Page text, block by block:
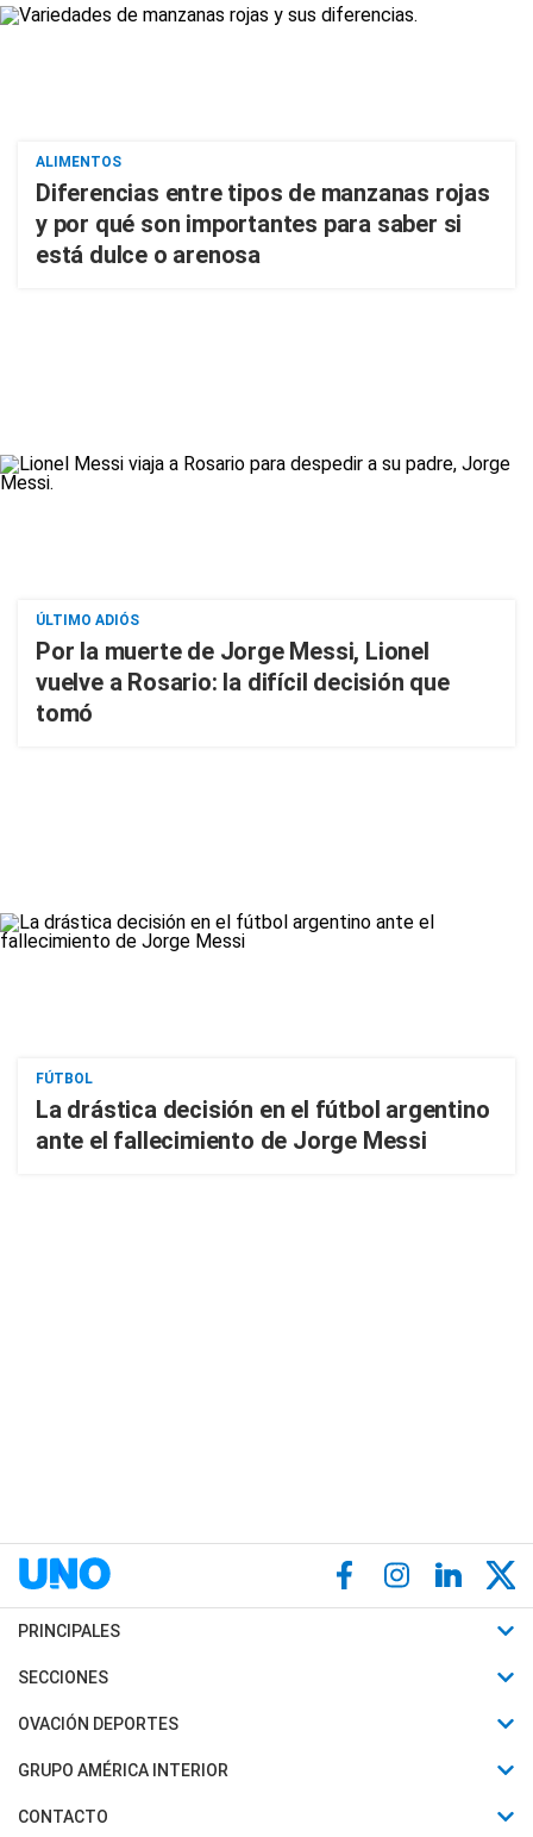
ALIMENTOS
Diferencias entre tipos de manzanas rojas
y por qué son importantes para saber si
está dulce o arenosa
ÚLTIMO ADIÓS
Por la muerte de Jorge Messi, Lionel
vuelve a Rosario: la difícil decisión que
tomó
FÚTBOL
La drástica decisión en el fútbol argentino
ante el fallecimiento de Jorge Messi
PRINCIPALES
Últimas Noticias
Política
Judiciales
SECCIONES
Horóscopo
Motores
OVACIÓN DEPORTES
Fútbol
Mundial
GRUPO AMÉRICA INTERIOR
Canal 7 en Vivo
CONTACTO